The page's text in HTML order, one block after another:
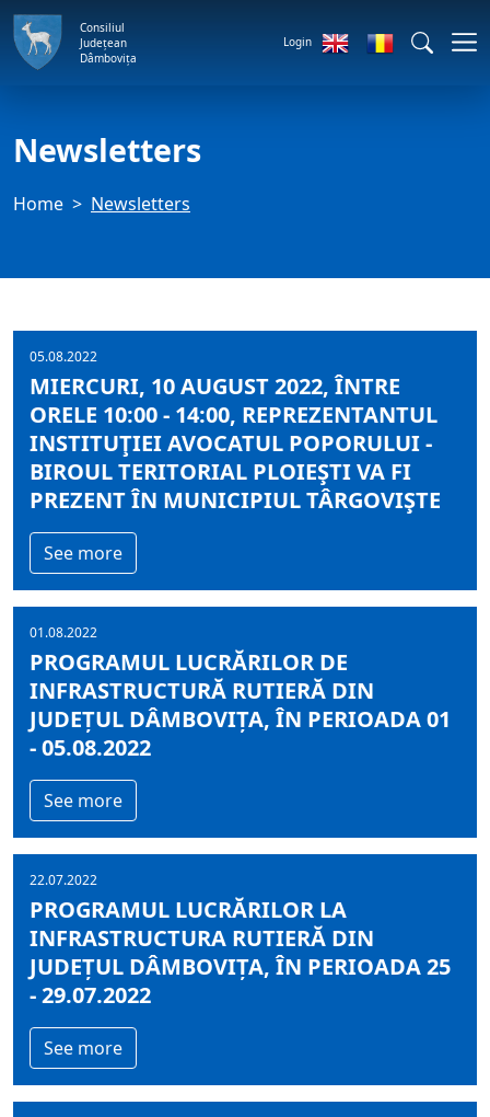
Consiliul
Județean
Dâmbovița
Login
Newsletters
Home Newsletters
05.08.2022
MIERCURI, 10 AUGUST 2022, ÎNTRE
ORELE 10:00 - 14:00, REPREZENTANTUL
INSTITUŢIEI AVOCATUL POPORULUI -
BIROUL TERITORIAL PLOIEŞTI VA FI
PREZENT ÎN MUNICIPIUL TÂRGOVIŞTE
See more
01.08.2022
PROGRAMUL LUCRĂRILOR DE
INFRASTRUCTURĂ RUTIERĂ DIN
JUDEȚUL DÂMBOVIȚA, ÎN PERIOADA 01
- 05.08.2022
See more
22.07.2022
PROGRAMUL LUCRĂRILOR LA
INFRASTRUCTURA RUTIERĂ DIN
JUDEȚUL DÂMBOVIȚA, ÎN PERIOADA 25
- 29.07.2022
See more